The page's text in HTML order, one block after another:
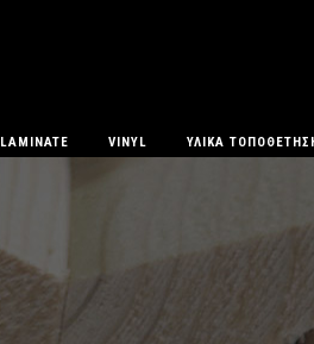
LAMINATE VINYL ΥΛΙΚΆ